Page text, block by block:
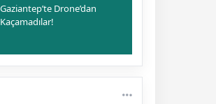
Gaziantep’te Drone’dan
Kaçamadılar!